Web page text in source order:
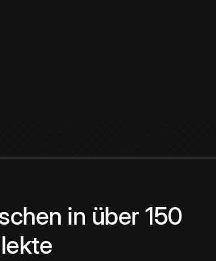
in über 150